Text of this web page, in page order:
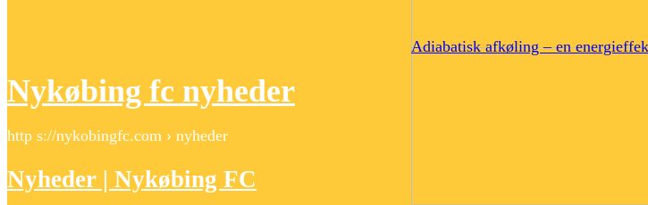
Adiabatisk afkøling – en
Nykøbing fc nyheder
http s://nykobingfc.com › nyheder
Nyheder | Nykøbing FC